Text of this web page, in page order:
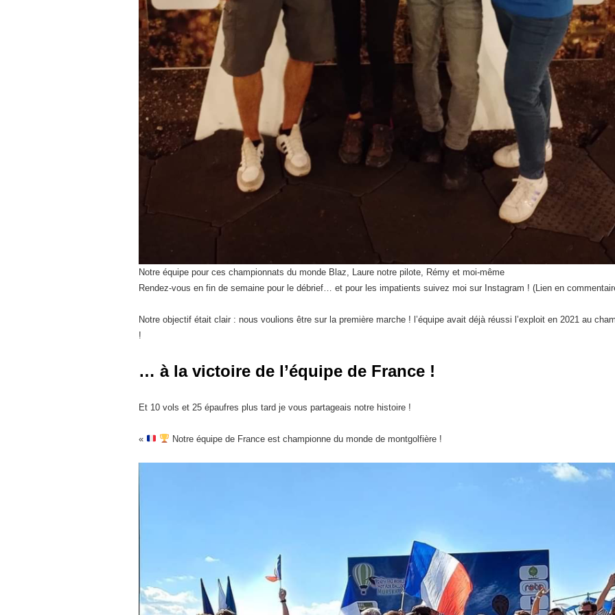
Notre équipe pour ces championnats du monde Blaz, Laure notre pilote, Rémy et moi-même
Rendez-vous en fin de semaine pour le débrief… et pour les impatients suivez moi sur Instagram ! (Lien en
Notre objectif était clair : nous voulions être sur la première marche ! l’équipe avait déjà réussi l’exploit en 2021 au
!
… à la victoire de l’équipe de France !
Et 10 vols et 25 épaufres plus tard je vous partageais notre histoire !
« Notre équipe de France est championne du monde de montgolfière !